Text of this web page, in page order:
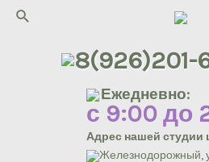
Перейти
Поиск
8(926)201-
Ежедневно:
с 9:00 до
Адрес нашей студии
Железнодорожный,